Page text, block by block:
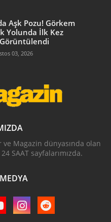
Aşk Pozu! Görkem
Yolunda İlk Kez
Görüntülendi
03, 2026
Magazin dünyasında olan
SAAT sayfalarımızda.